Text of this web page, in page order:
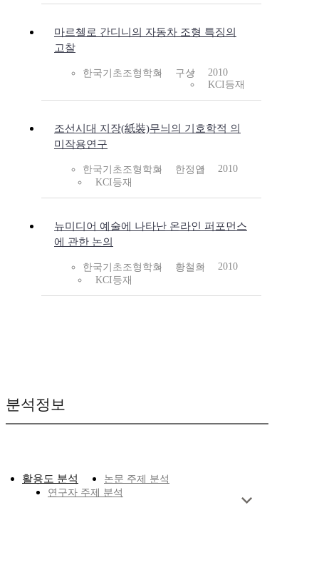
마르첼로 간디니의 자동차 조형 특징의
고찰
한국기초조형학회 구상
2010
KCI등재
조선시대 지장(紙裝)무늬의 기호학적 의
미작용연구
한국기초조형학회 한정엽
2010
KCI등재
뉴미디어 예술에 나타난 온라인 퍼포먼스
에 관한 논의
한국기초조형학회 황철희
2010
KCI등재
분석정보
활용도 분석
논문 주제 분석
연구자 주제 분석